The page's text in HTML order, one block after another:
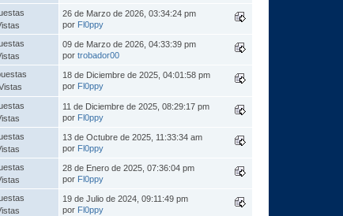
26 de Marzo de 2026, 03:34:24 pm
por Fl0ppy
09 de Marzo de 2026, 04:33:39 pm
portrobador00
18 de Diciembre de 2025, 04:01:58 pm
por Fl0ppy
11 de Diciembre de 2025, 08:29:17 pm
por Fl0ppy
13 de Octubre de 2025, 11:33:34 am
por Fl0ppy
28 de Enero de 2025, 07:36:04 pm
por Fl0ppy
19 de Julio de 2024, 09:11:49 pm
por Fl0ppy